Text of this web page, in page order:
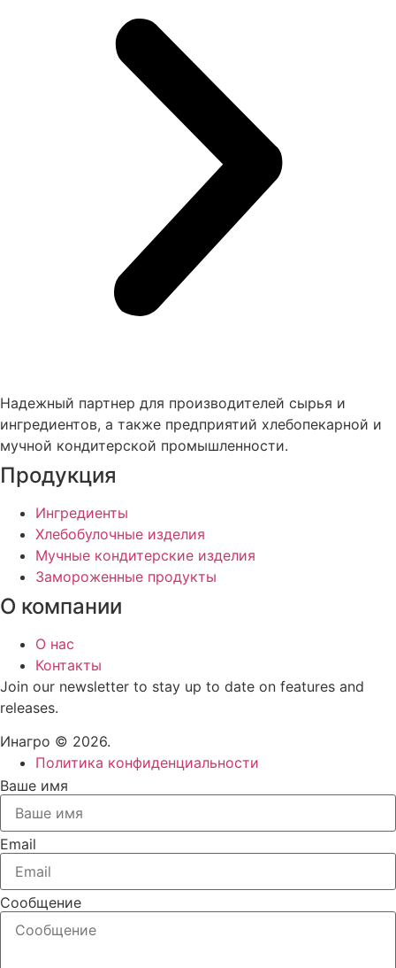
Надежный партнер для производителей сырья и
ингредиентов, а также предприятий хлебопекарной и
мучной кондитерской промышленности.
Продукция
Ингредиенты
Хлебобулочные изделия
Мучные кондитерские изделия
Замороженные продукты
О компании
О нас
Контакты
Join our newsletter to stay up to date on features and
releases.
Инагро © 2026.
Политика конфиденциальности
Ваше имя
Email
Сообщение